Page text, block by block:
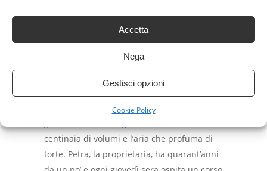
Accetta
Nega
Gestisci opzioni
Cookie Policy
IL BISTRÒ DEI LIBRI E DEI
SOGNI, DI ROSSELLA
ama i libri e per chi ama l’amore: un
delizioso bistrò nel centro di Milano con
centinaia di volumi e l’aria che profuma di
torte. Petra, la proprietaria, ha quarant’anni